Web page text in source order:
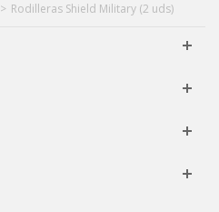
> Rodilleras Shield Military (2 uds)